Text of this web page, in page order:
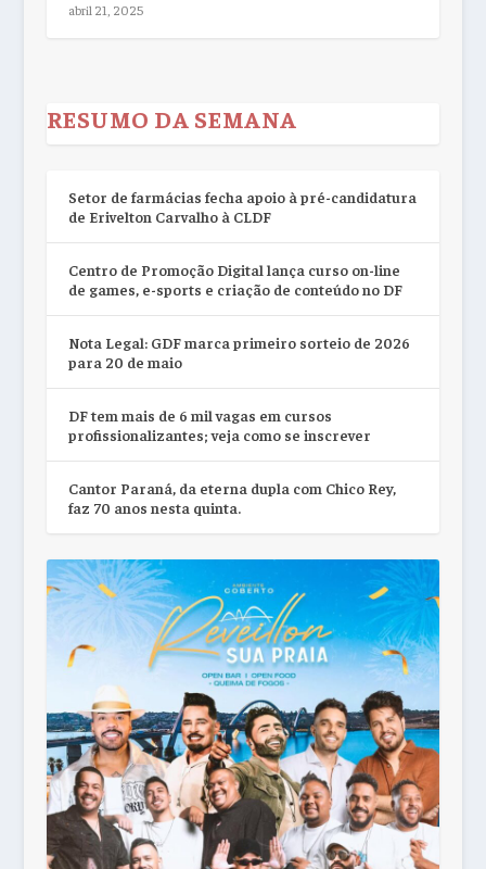
abril 21, 2025
RESUMO DA SEMANA
Setor de farmácias fecha apoio à pré-candidatura
de Erivelton Carvalho à CLDF
Centro de Promoção Digital lança curso on-line
de games, e-sports e criação de conteúdo no DF
Nota Legal: GDF marca primeiro sorteio de 2026
para 20 de maio
DF tem mais de 6 mil vagas em cursos
profissionalizantes; veja como se inscrever
Cantor Paraná, da eterna dupla com Chico Rey,
faz 70 anos nesta quinta.